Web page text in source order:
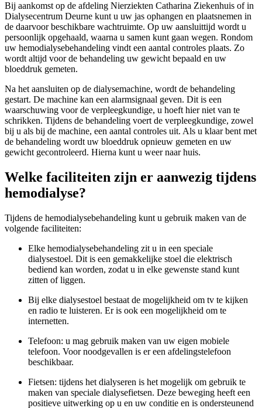
Bij aankomst op de afdeling Nierziekten Catharina Ziekenhuis of in
Dialysecentrum Deurne kunt u uw jas ophangen en plaatsnemen in
de daarvoor beschikbare wachtruimte. Op uw aansluittijd wordt u
persoonlijk opgehaald, waarna u samen kunt gaan wegen. Rondom
uw hemodialysebehandeling vindt een aantal controles plaats. Zo
wordt altijd voor de behandeling uw gewicht bepaald en uw
bloeddruk gemeten.
Na het aansluiten op de dialysemachine, wordt de behandeling
gestart. De machine kan een alarmsignaal geven. Dit is een
waarschuwing voor de verpleegkundige, u hoeft hier niet van te
schrikken. Tijdens de behandeling voert de verpleegkundige, zowel
bij u als bij de machine, een aantal controles uit. Als u klaar bent met
de behandeling wordt uw bloeddruk opnieuw gemeten en uw
gewicht gecontroleerd. Hierna kunt u weer naar huis.
Welke faciliteiten zijn er aanwezig tijdens
hemodialyse?
Tijdens de hemodialysebehandeling kunt u gebruik maken van de
volgende faciliteiten:
Elke hemodialysebehandeling zit u in een speciale
dialysestoel. Dit is een gemakkelijke stoel die elektrisch
bediend kan worden, zodat u in elke gewenste stand kunt
zitten of liggen.
Bij elke dialysestoel bestaat de mogelijkheid om tv te kijken
en radio te luisteren. Er is ook een mogelijkheid om te
internetten.
Telefoon: u mag gebruik maken van uw eigen mobiele
telefoon. Voor noodgevallen is er een afdelingstelefoon
beschikbaar.
Fietsen: tijdens het dialyseren is het mogelijk om gebruik te
maken van speciale dialysefietsen. Deze beweging heeft een
positieve uitwerking op u en uw conditie en is ondersteunend